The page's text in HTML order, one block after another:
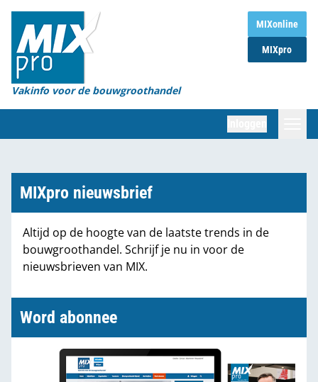
MIXonline
MIXpro
Vakinfo voor de bouwgroothandel
Home
Magazines
Organisaties
Marktcijfers
Partners
MIXpro nieuwsbrief
Altijd op de hoogte van de laatste trends in de
bouwgroothandel. Schrijf je nu in voor de
nieuwsbrieven van MIX.
Word abonnee